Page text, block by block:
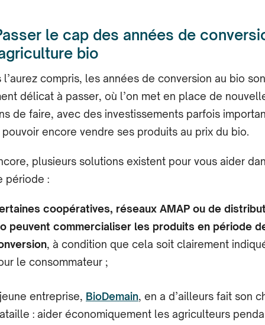
le cap des années de
bio
l’aurez compris, les années de conversion au bio
délicat à passer, où l’on met en place de
de faire, avec des investissements parfois
pouvoir encore vendre ses produits au prix du bio.
plusieurs solutions existent pour vous aider
période :
coopératives, réseaux AMAP ou de
peuvent commercialiser les produits en période
, à condition que cela soit clairement
le consommateur ;
entreprise, BioDemain, en a d’ailleurs fait son
: aider économiquement les agriculteurs